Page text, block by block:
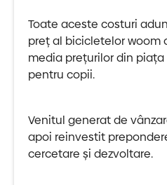
Toate aceste costuri
preț al bicicletelor woom
media prețurilor din
pentru copii.
Venitul generat de
apoi reinvestit
cercetare și dezvoltare.